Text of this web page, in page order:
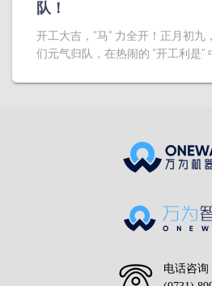
队！
开工大吉，“马” 力全开！正月初
们元气归队，在热闹的 “开工利是”
电话咨询